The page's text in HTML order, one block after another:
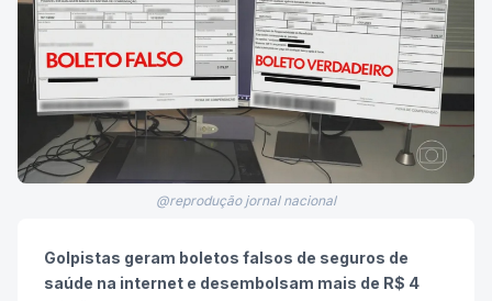
@reprodução jornal nacional
Golpistas geram boletos falsos de seguros de
saúde na internet e desembolsam mais de R$ 4